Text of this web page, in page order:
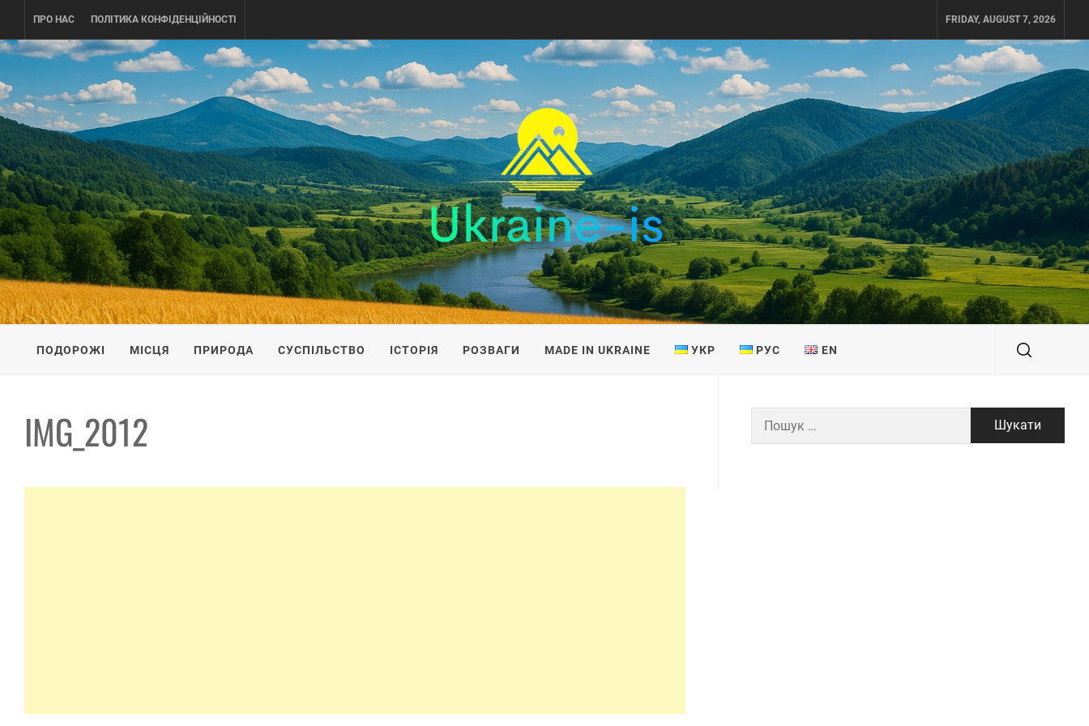
content
ПРО НАС ПОЛІТИКА КОНФІДЕНЦІЙНОСТІ FRIDAY, AUGUST 7, 2026
UKRAINE-IS
ПОДОРОЖI ПО УКРАЇНІ
ПОДОРОЖІ МІСЦЯ ПРИРОДА СУСПІЛЬСТВО ІСТОРІЯ РОЗВАГИ MADE IN UKRAINE УКР РУС EN
IMG_2012